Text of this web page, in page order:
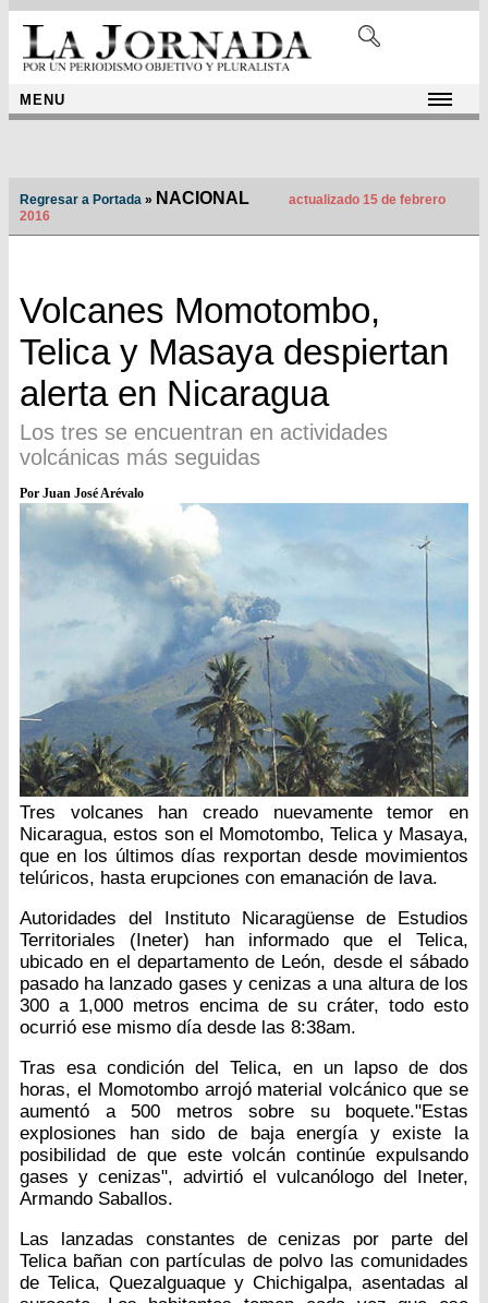
MENU
Regresar a Portada » NACIONAL
actualizado 15 de febrero
2016
Volcanes Momotombo,
Telica y Masaya despiertan
alerta en Nicaragua
Los tres se encuentran en actividades
volcánicas más seguidas
Por Juan José Arévalo
Tres volcanes han creado nuevamente temor en
Nicaragua, estos son el Momotombo, Telica y Masaya,
que en los últimos días rexportan desde movimientos
telúricos, hasta erupciones con emanación de lava.
Autoridades del Instituto Nicaragüense de Estudios
Territoriales (Ineter) han informado que el Telica,
ubicado en el departamento de León, desde el sábado
pasado ha lanzado gases y cenizas a una altura de los
300 a 1,000 metros encima de su cráter, todo esto
ocurrió ese mismo día desde las 8:38am.
Tras esa condición del Telica, en un lapso de dos
horas, el Momotombo arrojó material volcánico que se
aumentó a 500 metros sobre su boquete."Estas
explosiones han sido de baja energía y existe la
posibilidad de que este volcán continúe expulsando
gases y cenizas", advirtió el vulcanólogo del Ineter,
Armando Saballos.
Las lanzadas constantes de cenizas por parte del
Telica bañan con partículas de polvo las comunidades
de Telica, Quezalguaque y Chichigalpa, asentadas al